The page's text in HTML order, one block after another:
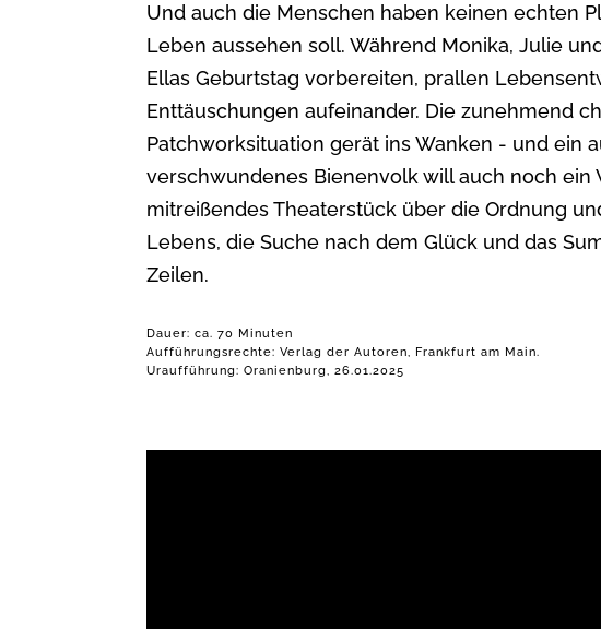
Und auch die Menschen haben keinen echten
Leben aussehen soll. Während Monika, Julie
Ellas Geburtstag vorbereiten, prallen
Enttäuschungen aufeinander. Die zunehmend
Patchworksituation gerät ins Wanken - und ein
verschwundenes Bienenvolk will auch noch ein
mitreißendes Theaterstück über die Ordnung
Lebens, die Suche nach dem Glück und das
Zeilen.
Dauer: ca. 70 Minuten
Aufführungsrechte: Verlag der Autoren, Frankfurt am Main.
Uraufführung: Oranienburg, 26.01.2025